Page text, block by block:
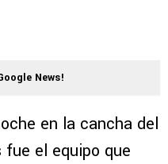
News!
en la cancha del
fue el equipo que